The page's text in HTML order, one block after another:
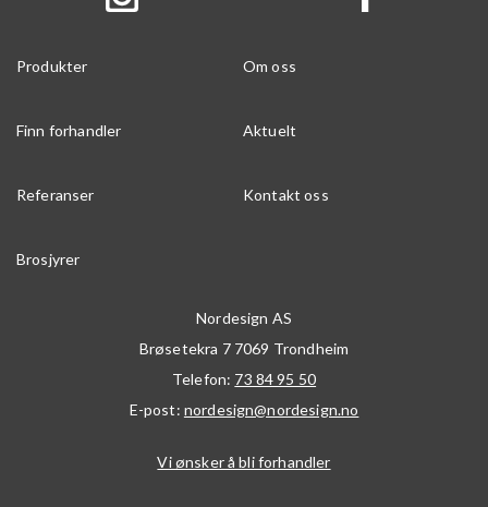
Produkter Om oss
Finn forhandler Aktuelt
Referanser Kontakt oss
Brosjyrer
Nordesign AS
Brøsetekra 7 7069 Trondheim
Telefon: 73 84 95 50
E-post: nordesign@nordesign.no
Vi ønsker å bli forhandler